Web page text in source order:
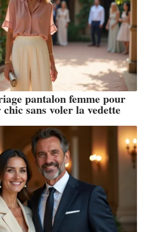
pantalon femme pour
sans voler la vedette